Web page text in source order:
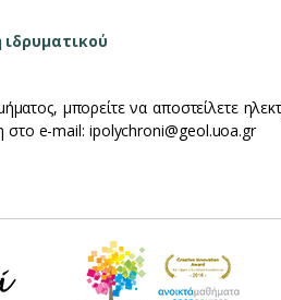
ιδρυματικού
μπορείτε να αποστείλετε
στο e-mail: ipolychroni@geol.uoa.gr